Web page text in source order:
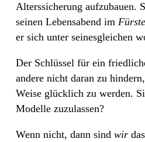
Alterssicherung aufzubauen.
seinen Lebensabend im
er sich unter seinesgleichen
Der Schlüssel für ein
andere nicht daran zu
Weise glücklich zu werden.
Modelle zuzulassen?
Wenn nicht, dann sind wir